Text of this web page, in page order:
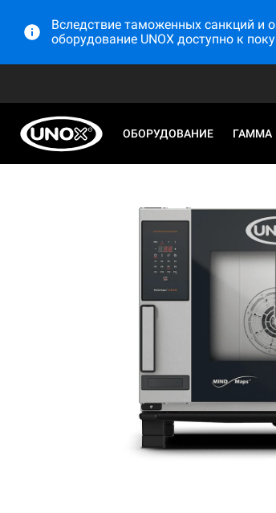
Вследствие таможенных санкций и
оборудование UNOX доступно к
ОБОРУДОВАНИЕ ГАММА